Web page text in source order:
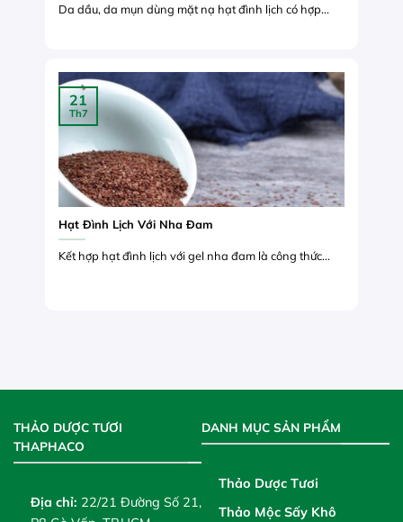
Da dầu, da mụn dùng mặt nạ hạt đình lịch có hợp...
Hạt Đình Lịch Với Nha Đam
Kết hợp hạt đình lịch với gel nha đam là công thức...
21
Th7
THẢO DƯỢC TƯƠI
THAPHACO
Địa chỉ: 22/21 Đường Số 21,
DANH MỤC SẢN PHẨM
Thảo Dược Tươi
Thảo Mộc Sấy Khô